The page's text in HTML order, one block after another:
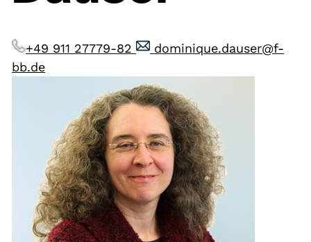
+49 911 27779-82
dominique.dauser@f-
bb.de